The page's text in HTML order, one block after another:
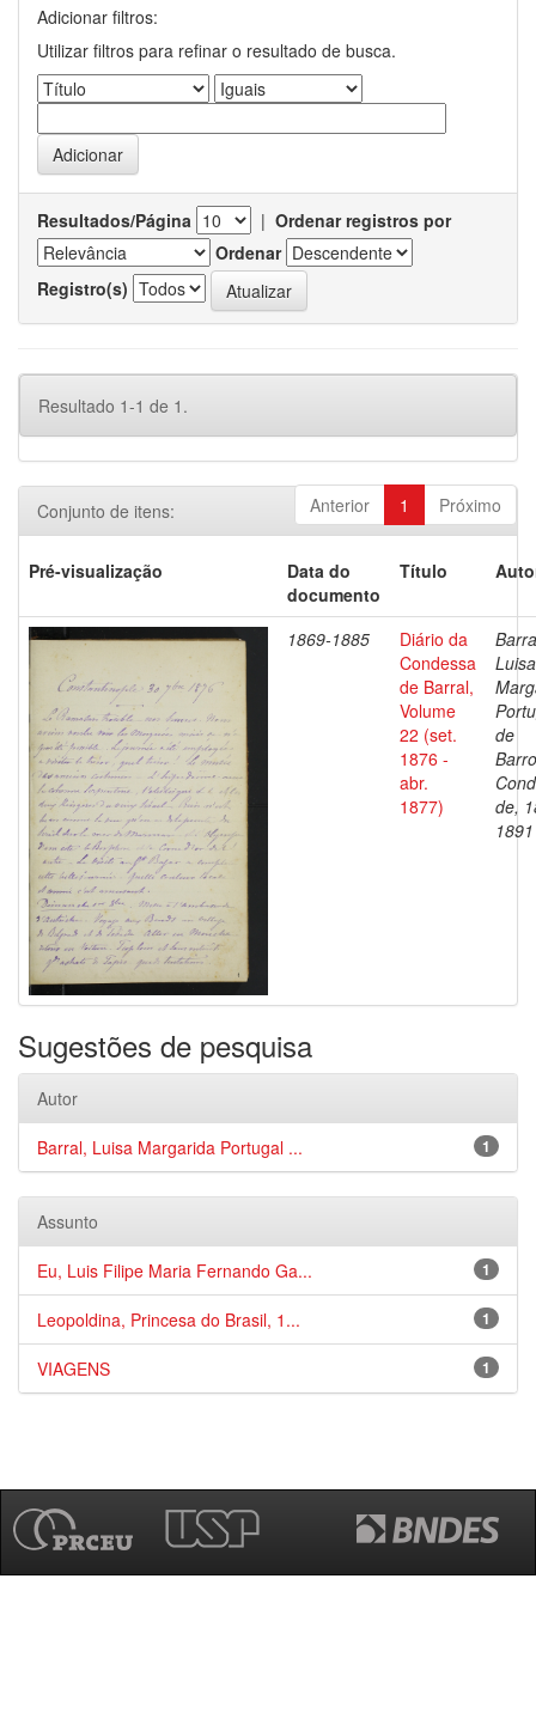
Adicionar filtros:
Utilizar filtros para refinar o resultado de busca.
Resultados/Página | Ordenar registros por
Ordenar
Registro(s)
Resultado 1-1 de 1.
Anterior 1 Próximo
Conjunto de itens:
Pré-visualização
Data do
documento
Título
1869-1885
Diário da
Condessa
de Barral,
Volume
22 (set.
1876 -
abr.
1877)
Luisa
de
de,
1891
Sugestões de pesquisa
Autor
1
Barral, Luisa Margarida Portugal ...
Assunto
1
Eu, Luis Filipe Maria Fernando Ga...
1
Leopoldina, Princesa do Brasil, 1...
1
VIAGENS